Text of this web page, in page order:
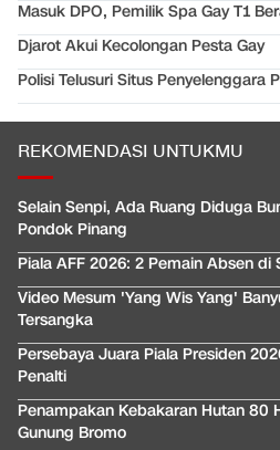
Masuk DPO, Pemilik Spa Gay T1
Djarot Akui Kecolongan Pesta Gay
Polisi Telusuri Situs Penyelenggara
REKOMENDASI UNTUKMU
Selain Senpi, Ada Ruang Diduga
Pondok Pinang
Piala AFF 2026: 2 Pemain Absen di
Video Mesum 'Yang Wis Yang'
Tersangka
Persebaya Juara Piala Presiden
Penalti
Penampakan Kebakaran Hutan 80
Gunung Bromo